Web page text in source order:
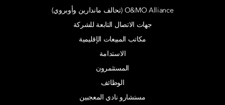
O&MO Alliance (تحالف ماندارين وأوبروي)
جهات الاتصال التابعة للشركة
مكاتب المبيعات الإقليمية
الاستدامة
المستثمرون
الوظائف
مستشارو نادي المعجبين